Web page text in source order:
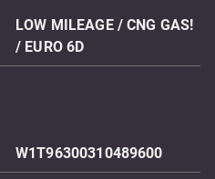
LOW MILEAGE / CNG GAS!
/ EURO 6D
W1T96300310489600